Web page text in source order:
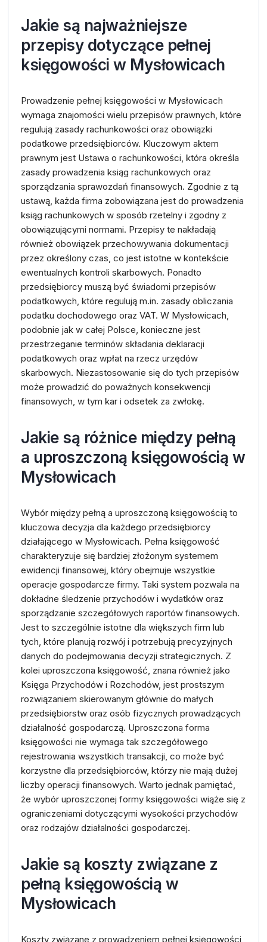
Jakie są najważniejsze
przepisy dotyczące pełnej
księgowości w Mysłowicach
Prowadzenie pełnej księgowości w Mysłowicach
wymaga znajomości wielu przepisów prawnych, które
regulują zasady rachunkowości oraz obowiązki
podatkowe przedsiębiorców. Kluczowym aktem
prawnym jest Ustawa o rachunkowości, która określa
zasady prowadzenia ksiąg rachunkowych oraz
sporządzania sprawozdań finansowych. Zgodnie z tą
ustawą, każda firma zobowiązana jest do prowadzenia
ksiąg rachunkowych w sposób rzetelny i zgodny z
obowiązującymi normami. Przepisy te nakładają
również obowiązek przechowywania dokumentacji
przez określony czas, co jest istotne w kontekście
ewentualnych kontroli skarbowych. Ponadto
przedsiębiorcy muszą być świadomi przepisów
podatkowych, które regulują m.in. zasady obliczania
podatku dochodowego oraz VAT. W Mysłowicach,
podobnie jak w całej Polsce, konieczne jest
przestrzeganie terminów składania deklaracji
podatkowych oraz wpłat na rzecz urzędów
skarbowych. Niezastosowanie się do tych przepisów
może prowadzić do poważnych konsekwencji
finansowych, w tym kar i odsetek za zwłokę.
Jakie są różnice między pełną
a uproszczoną księgowością w
Mysłowicach
Wybór między pełną a uproszczoną księgowością to
kluczowa decyzja dla każdego przedsiębiorcy
działającego w Mysłowicach. Pełna księgowość
charakteryzuje się bardziej złożonym systemem
ewidencji finansowej, który obejmuje wszystkie
operacje gospodarcze firmy. Taki system pozwala na
dokładne śledzenie przychodów i wydatków oraz
sporządzanie szczegółowych raportów finansowych.
Jest to szczególnie istotne dla większych firm lub
tych, które planują rozwój i potrzebują precyzyjnych
danych do podejmowania decyzji strategicznych. Z
kolei uproszczona księgowość, znana również jako
Księga Przychodów i Rozchodów, jest prostszym
rozwiązaniem skierowanym głównie do małych
przedsiębiorstw oraz osób fizycznych prowadzących
działalność gospodarczą. Uproszczona forma
księgowości nie wymaga tak szczegółowego
rejestrowania wszystkich transakcji, co może być
korzystne dla przedsiębiorców, którzy nie mają dużej
liczby operacji finansowych. Warto jednak pamiętać,
że wybór uproszczonej formy księgowości wiąże się z
ograniczeniami dotyczącymi wysokości przychodów
oraz rodzajów działalności gospodarczej.
Jakie są koszty związane z
pełną księgowością w
Mysłowicach
Koszty związane z prowadzeniem pełnej księgowości